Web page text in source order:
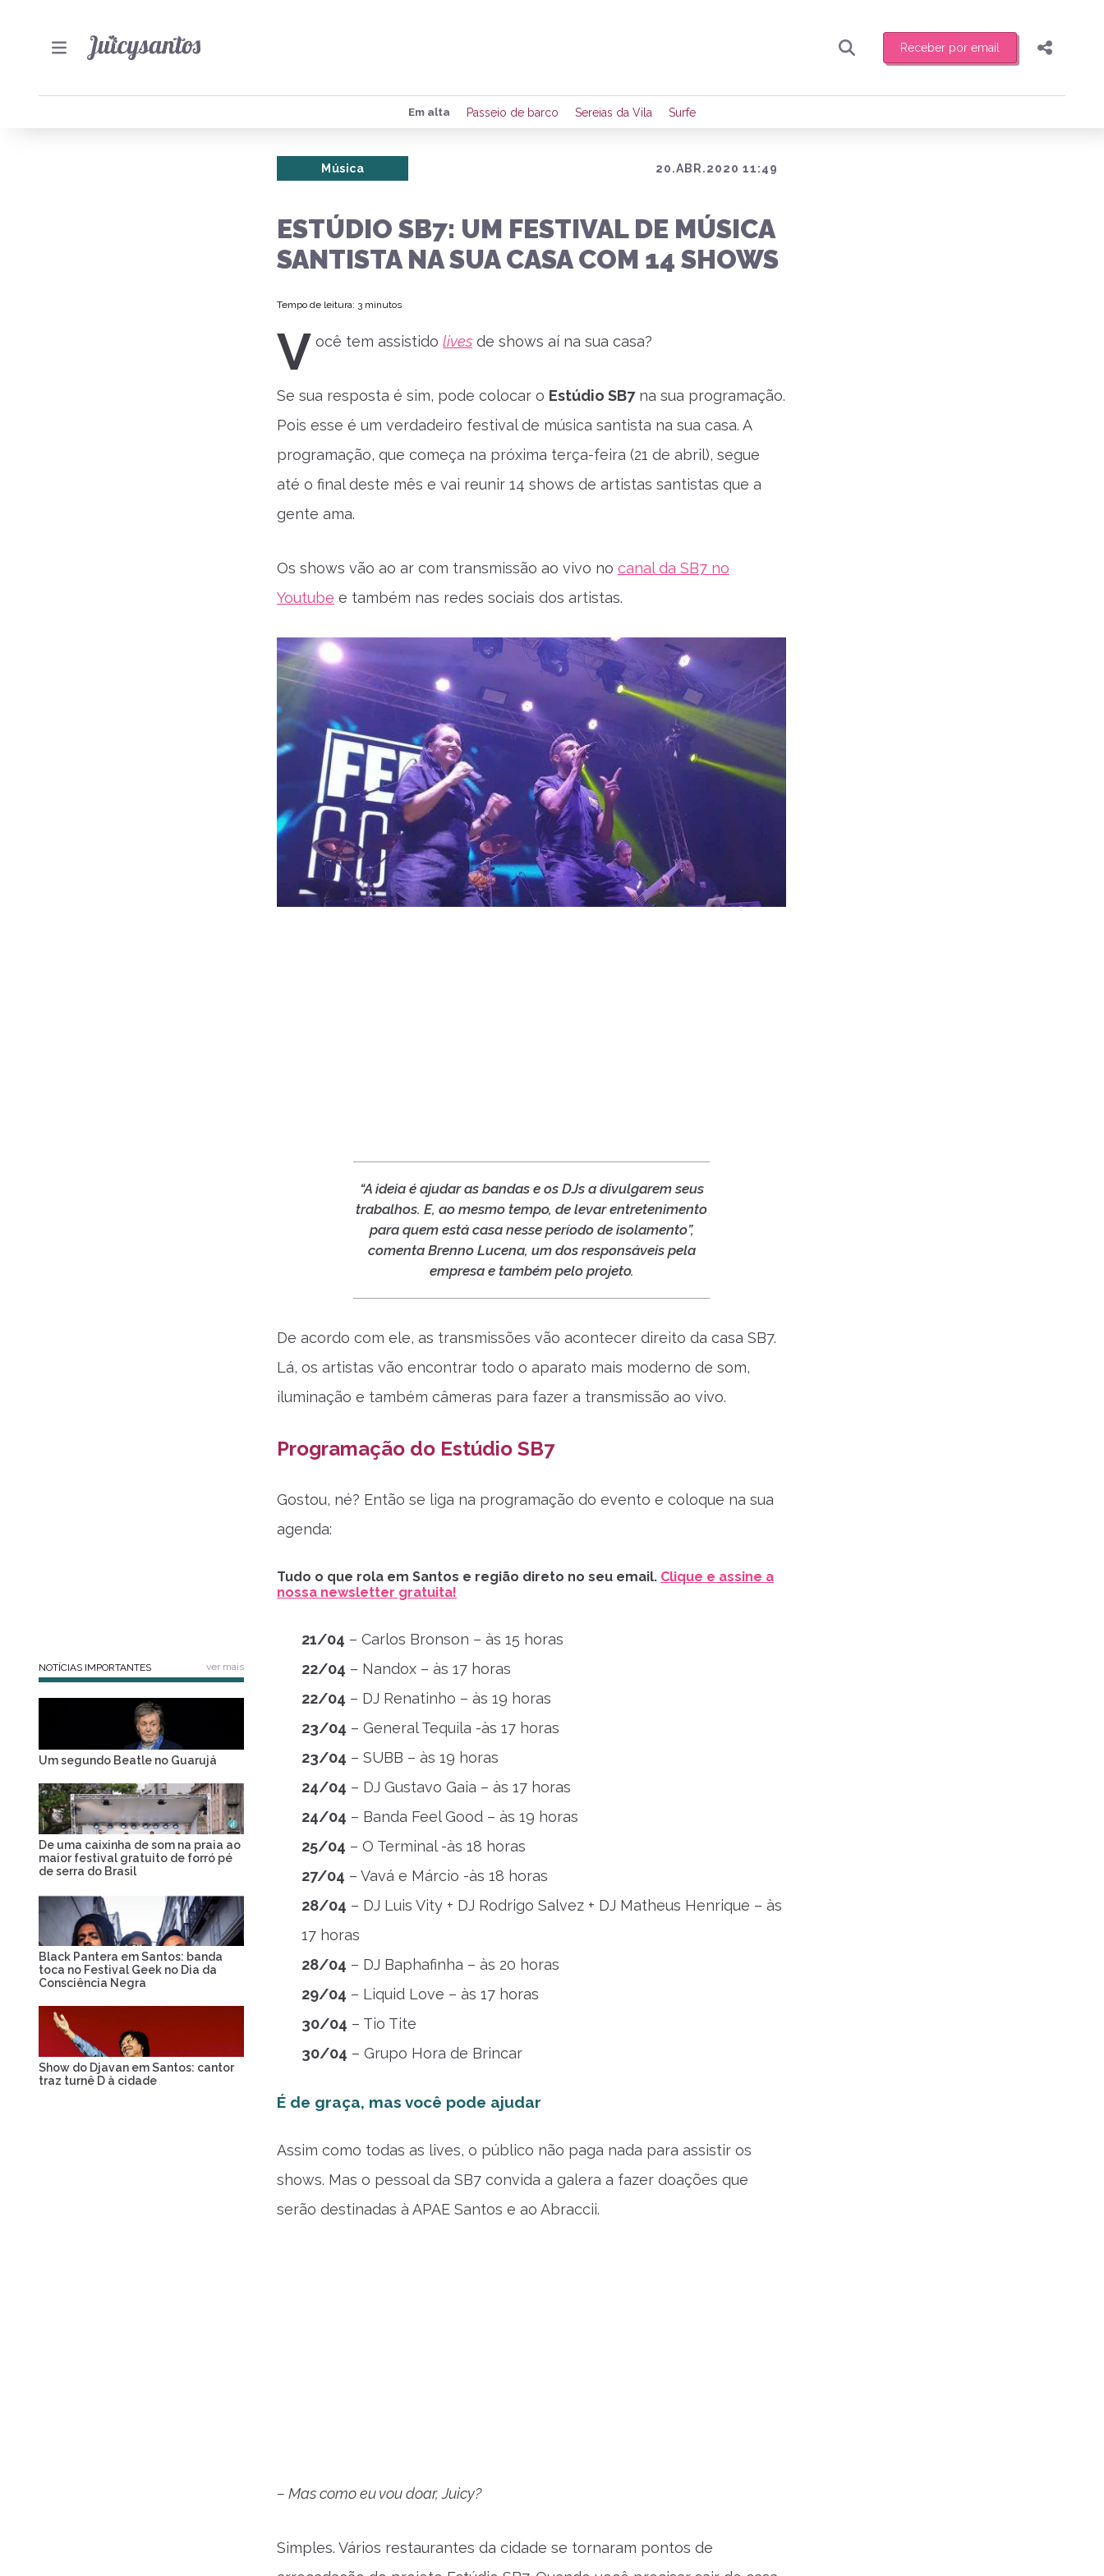
Receber por email
Preencha seus dados para receber toda sexta-feira de manhã o resumo
de eventos e notícias da região.
Quero receber novidades
Compartilhar
Em alta Passeio de barco Sereias da Vila Surfe
20.ABR.2020 11:49
Música
ESTÚDIO SB7: UM FESTIVAL DE MÚSICA
SANTISTA NA SUA CASA COM 14 SHOWS
Tempo de leitura: 3 minutos
V ocê tem assistido lives de shows aí na sua casa?
Se sua resposta é sim, pode colocar o Estúdio SB7na sua programação.
Pois esse é um verdadeiro festival de música santista na sua casa. A
programação, que começa na próxima terça-feira (21 de abril), segue
até o final deste mês e vai reunir 14 shows de artistas santistas que a
gente ama.
Os shows vão ao ar com transmissão ao vivo no canal da SB7 no
Youtube e também nas redes sociais dos artistas.
“A ideia é ajudar as bandas e os DJs a divulgarem seus
trabalhos. E, ao mesmo tempo, de levar entretenimento
para quem está casa nesse período de isolamento”,
comenta Brenno Lucena, um dos responsáveis pela
empresa e também pelo projeto.
De acordo com ele, as transmissões vão acontecer direito da casa SB7.
Lá, os artistas vão encontrar todo o aparato mais moderno de som,
iluminação e também câmeras para fazer a transmissão ao vivo.
Programação do Estúdio SB7
Gostou, né? Então se liga na programação do evento e coloque na sua
agenda:
Tudo o que rola em Santos e região direto no seu email. Clique e assine a
nossa newsletter gratuita!
21/04 – Carlos Bronson – às 15 horas
22/04 – Nandox – às 17 horas
22/04 – DJ Renatinho – às 19 horas
23/04 – General Tequila -às 17 horas
23/04 – SUBB – às 19 horas
24/04 – DJ Gustavo Gaia – às 17 horas
24/04 – Banda Feel Good – às 19 horas
25/04 – O Terminal -às 18 horas
27/04 – Vavá e Márcio -às 18 horas
28/04 – DJ Luis Vity + DJ Rodrigo Salvez + DJ Matheus Henrique – às
17 horas
28/04 – DJ Baphafinha – às 20 horas
29/04 – Liquid Love – às 17 horas
30/04 – Tio Tite
30/04 – Grupo Hora de Brincar
É de graça, mas você pode ajudar
Assim como todas as lives, o público não paga nada para assistir os
shows. Mas o pessoal da SB7 convida a galera a fazer doações que
serão destinadas à APAE Santos e ao Abraccii.
– Mas como eu vou doar, Juicy?
Simples. Vários restaurantes da cidade se tornaram pontos de
NOTÍCIAS IMPORTANTES ver mais
Um segundo Beatle no Guarujá
De uma caixinha de som na praia ao
maior festival gratuito de forró pé
de serra do Brasil
Black Pantera em Santos: banda
toca no Festival Geek no Dia da
Consciência Negra
Show do Djavan em Santos: cantor
traz turnê D à cidade